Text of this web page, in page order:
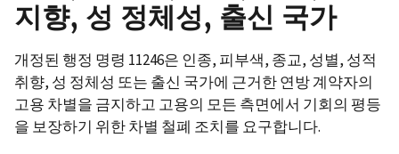
지향, 성 정체성, 출신 국가
개정된 행정 명령 11246은 인종, 피부색, 종교, 성별, 성적
취향, 성 정체성 또는 출신 국가에 근거한 연방 계약자의
고용 차별을 금지하고 고용의 모든 측면에서 기회의 평등
을 보장하기 위한 차별 철폐 조치를 요구합니다.